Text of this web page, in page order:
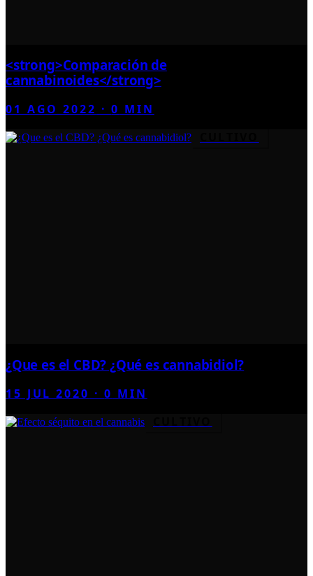
<strong>Comparación de
cannabinoides</strong>
01 AGO 2022 ·0 MIN
¿Que es el CBD? ¿Qué es cannabidiol?
15 JUL 2020 ·0 MIN